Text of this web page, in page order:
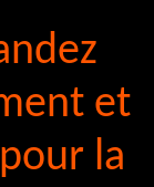
et
la